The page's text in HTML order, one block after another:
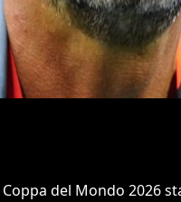
del Mondo 2026